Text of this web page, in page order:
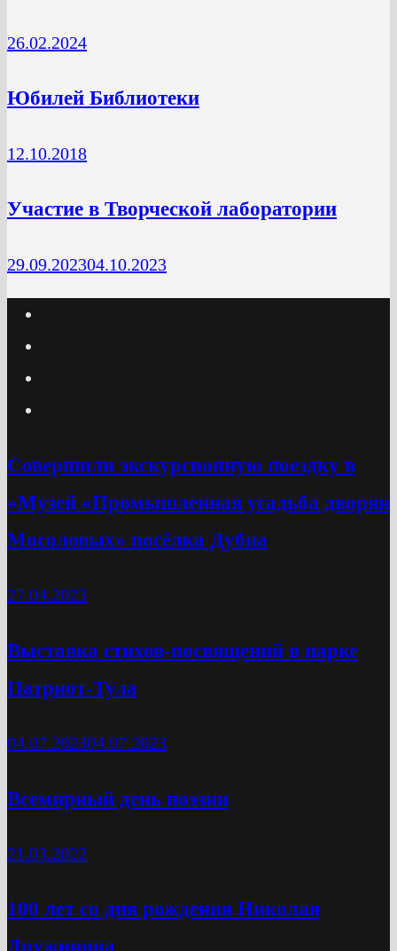
26.02.2024
Юбилей Библиотеки
12.10.2018
Участие в Творческой лаборатории
29.09.202304.10.2023
Cовершили экскурсионную поездку в
«Музей «Промышленная усадьба дворян
Мосоловых» посёлка Дубна
27.04.2023
Выставка стихов-посвящений в парке
Патриот-Тула
04.07.202304.07.2023
Всемирный день поэзии
21.03.2022
100 лет со дня рождения Николая
Дружинина